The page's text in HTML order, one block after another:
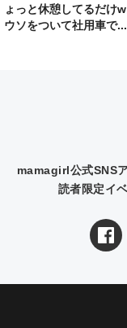
ょっと休憩してるだけ
ウソをついて社用車で...
mamagirl公式SNS
読者限定イ